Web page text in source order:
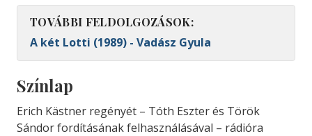
TOVÁBBI FELDOLGOZÁSOK:
A két Lotti (1989) - Vadász Gyula
Színlap
Erich Kästner regényét – Tóth Eszter és Török
Sándor fordításának felhasználásával – rádióra